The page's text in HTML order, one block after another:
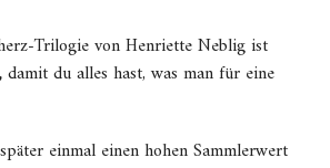
Trilogie von Henriette Neblig ist
,damit du alles hast, was man für eine
einmal einen hohen Sammlerwert